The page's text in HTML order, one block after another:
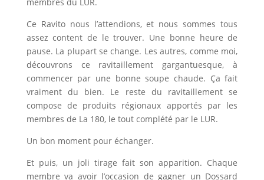
Ce Ravito nous l’attendions, et nous sommes tous
assez content de le trouver. Une bonne heure de
pause. La plupart se change. Les autres, comme moi,
découvrons ce ravitaillement gargantuesque, à
commencer par une bonne soupe chaude. Ça fait
vraiment du bien. Le reste du ravitaillement se
compose de produits régionaux apportés par les
membres de La 180, le tout complété par le LUR.
Un bon moment pour échanger.
Et puis, un joli tirage fait son apparition. Chaque
membre va avoir l’occasion de gagner un Dossard